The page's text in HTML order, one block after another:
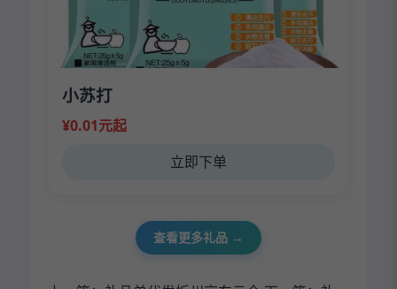
小苏打
¥0.01元起
立即下单
查看更多礼品 →